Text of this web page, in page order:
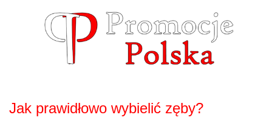
Jak prawidłowo wybielić zęby?